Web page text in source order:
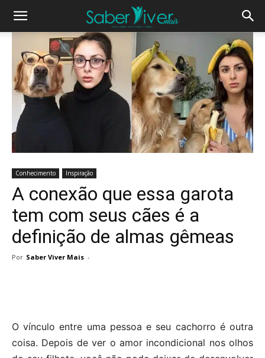
Conhecimento Inspiração
A conexão que essa garota
tem com seus cães é a
definição de almas gêmeas
Por Saber Viver Mais -
O vínculo entre uma pessoa e seu cachorro é outra
coisa. Depois de ver o amor incondicional nos olhos